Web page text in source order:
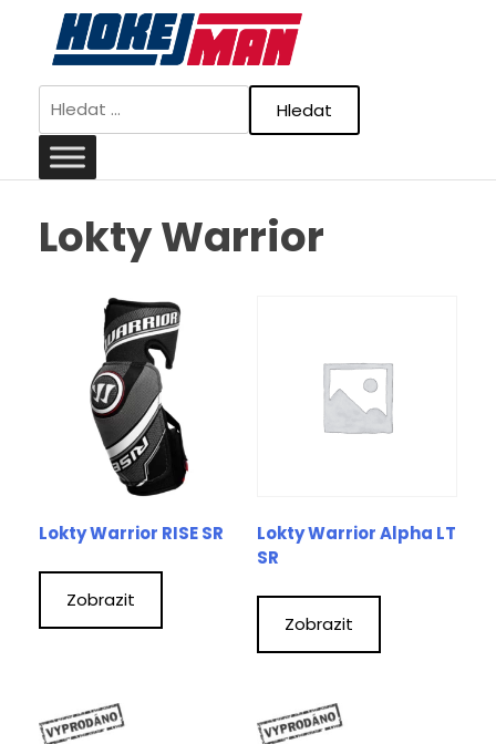
content
Vyhledávání
Lokty Warrior
Lokty Warrior RISE SR
Zobrazit
Lokty Warrior Alpha LT
SR
Zobrazit